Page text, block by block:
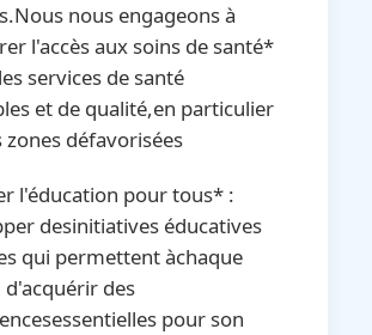
nous engageons à
l'accès aux soins de santé*
services de santé
et de qualité,en particulier
zones défavorisées
l'éducation pour tous* :
desinitiatives éducatives
qui permettent àchaque
des
pour son